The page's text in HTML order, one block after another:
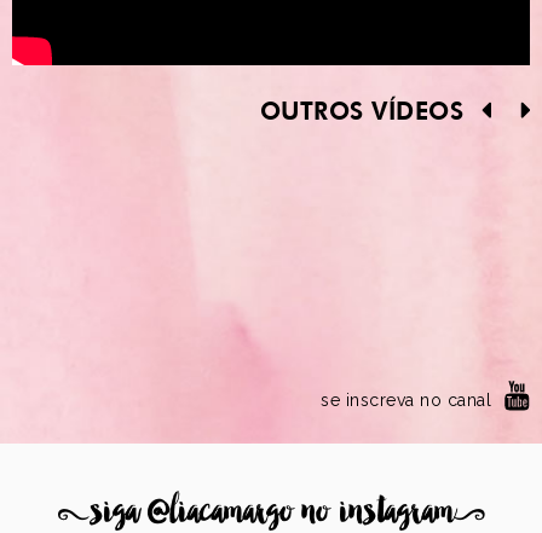
OUTROS VÍDEOS
se inscreva no canal
8siga @liacamargo no instagram9